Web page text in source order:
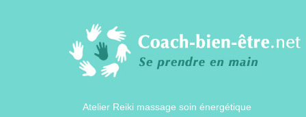
Atelier Reiki massage soin énergétique